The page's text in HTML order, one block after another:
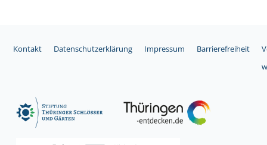
Kontakt Datenschutzerklärung Impressum Barrierefreiheit